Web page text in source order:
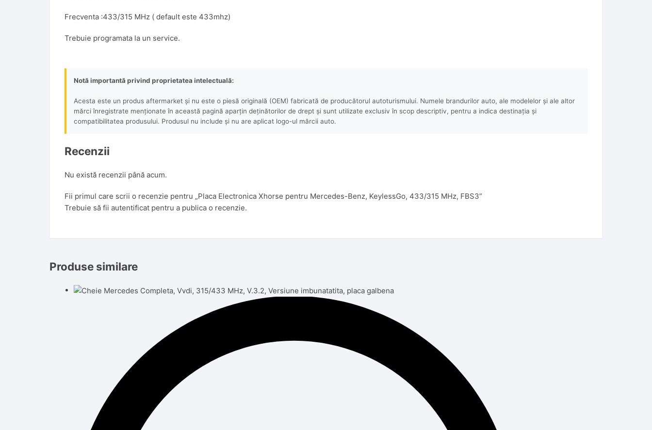
Frecventa :433/315 MHz ( default este 433mhz)
Trebuie programata la un service.
Notă importantă privind proprietatea intelectuală:
Acesta este un produs aftermarket și nu este o piesă originală (OEM) fabricată de producătorul autoturismului. Numele brandurilor auto, ale modelelor și ale altor
mărci înregistrate menționate în această pagină aparțin deținătorilor de drept și sunt utilizate exclusiv în scop descriptiv, pentru a indica destinația și
compatibilitatea produsului. Produsul nu include și nu are aplicat logo-ul mărcii auto.
Recenzii
Nu există recenzii până acum.
Fii primul care scrii o recenzie pentru „Placa Electronica Xhorse pentru Mercedes-Benz, KeylessGo, 433/315 MHz, FBS3”
Trebuie să fii autentificat pentru a publica o recenzie.
Produse similare